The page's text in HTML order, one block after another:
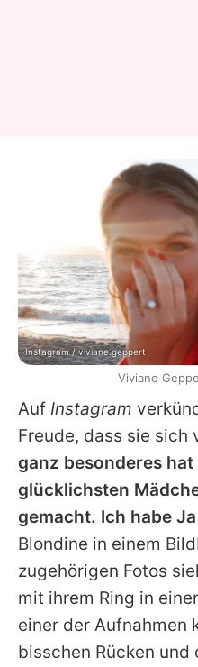
Auf Instagram
Freude, dass sie sich
ganz besonderes
glücklichsten
gemacht. Ich habe
Blondine in einem
zugehörigen Fotos
mit ihrem Ring in
einer der Aufnahmen
bisschen Rücken und
Instagram / viviane.geppert
Viviane